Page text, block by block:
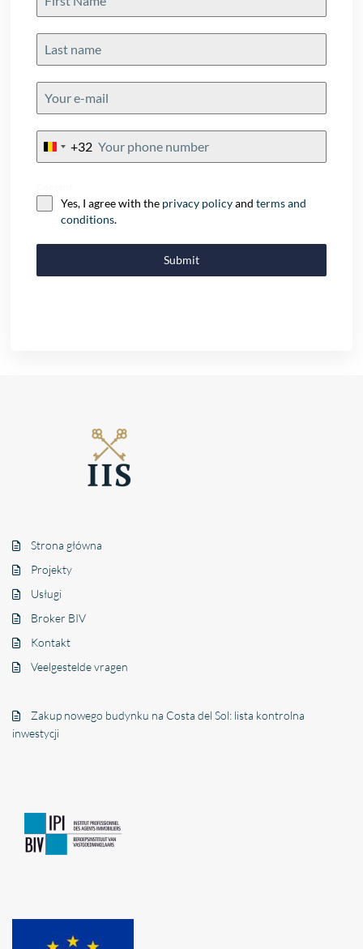
Belgium
+32
Yes, I agree with the privacy policyandterms and
conditions.
Submit
Strona główna
Projekty
Usługi
Broker BIV
Kontakt
Veelgestelde vragen
Zakup nowego budynku na Costa del Sol: lista kontrolna
inwestycji